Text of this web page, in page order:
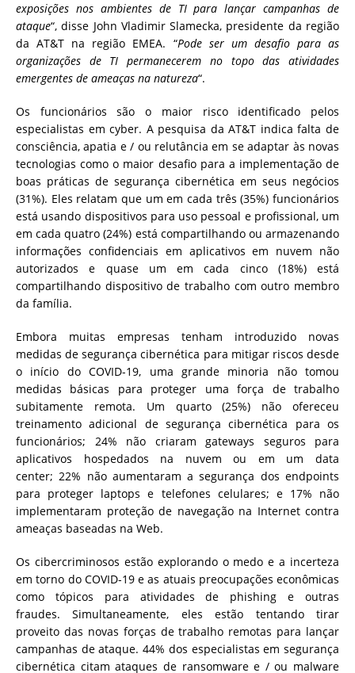
exposições nos ambientes de TI para lançar campanhas de
ataque“, disse John Vladimir Slamecka, presidente da região
da AT&T na região EMEA. “Pode ser um desafio para as
organizações de TI permanecerem no topo das atividades
emergentes de ameaças na natureza“.
Os funcionários são o maior risco identificado pelos
especialistas em cyber. A pesquisa da AT&T indica falta de
consciência, apatia e / ou relutância em se adaptar às novas
tecnologias como o maior desafio para a implementação de
boas práticas de segurança cibernética em seus negócios
(31%). Eles relatam que um em cada três (35%) funcionários
está usando dispositivos para uso pessoal e profissional, um
em cada quatro (24%) está compartilhando ou armazenando
informações confidenciais em aplicativos em nuvem não
autorizados e quase um em cada cinco (18%) está
compartilhando dispositivo de trabalho com outro membro
da família.
Embora muitas empresas tenham introduzido novas
medidas de segurança cibernética para mitigar riscos desde
o início do COVID-19, uma grande minoria não tomou
medidas básicas para proteger uma força de trabalho
subitamente remota. Um quarto (25%) não ofereceu
treinamento adicional de segurança cibernética para os
funcionários; 24% não criaram gateways seguros para
aplicativos hospedados na nuvem ou em um data
center; 22% não aumentaram a segurança dos endpoints
para proteger laptops e telefones celulares; e 17% não
implementaram proteção de navegação na Internet contra
ameaças baseadas na Web.
Os cibercriminosos estão explorando o medo e a incerteza
em torno do COVID-19 e as atuais preocupações econômicas
como tópicos para atividades de phishing e outras
fraudes. Simultaneamente, eles estão tentando tirar
proveito das novas forças de trabalho remotas para lançar
campanhas de ataque. 44% dos especialistas em segurança
cibernética citam ataques de ransomware e / ou malware